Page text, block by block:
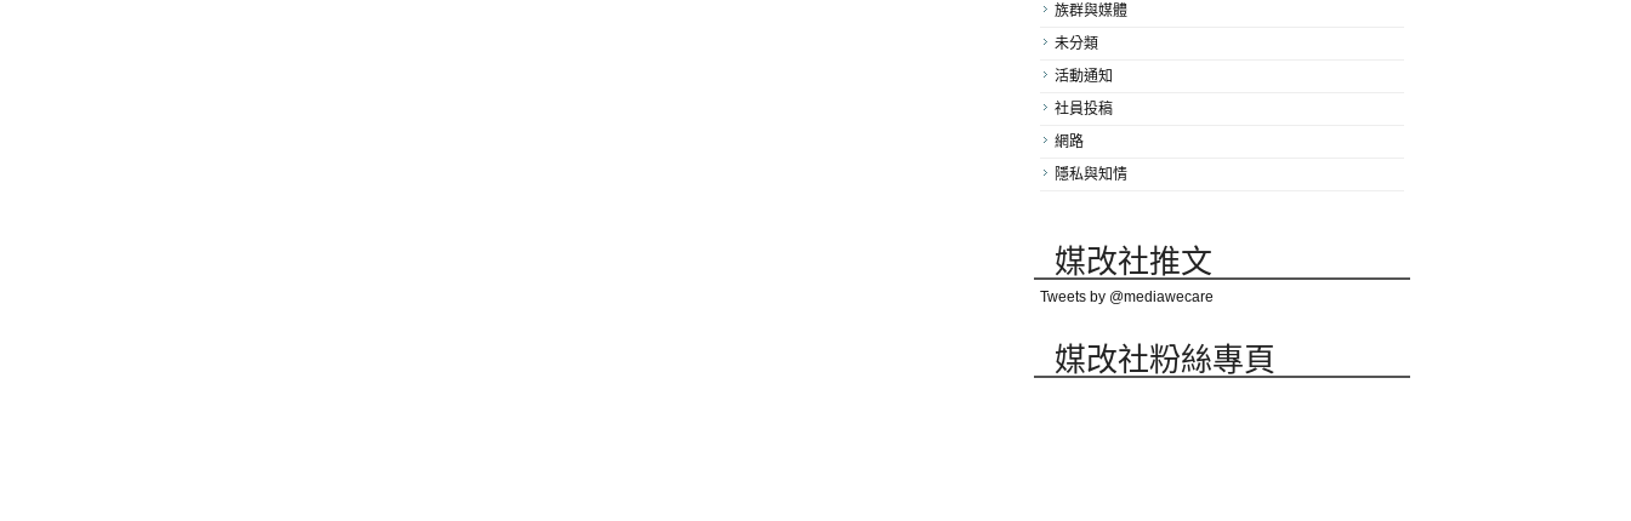
族群與媒體
未分類
活動通知
社員投稿
網路
隱私與知情
媒改社推文
Tweets by @mediawecare
媒改社粉絲專頁